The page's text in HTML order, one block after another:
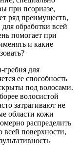
при псориазе,
ряд преимуществ,
обработки всей
помогает при
и какие
для
ее способность
под волосами.
волосистой
затрагивают не
области кожи
распределить
всей поверхности,